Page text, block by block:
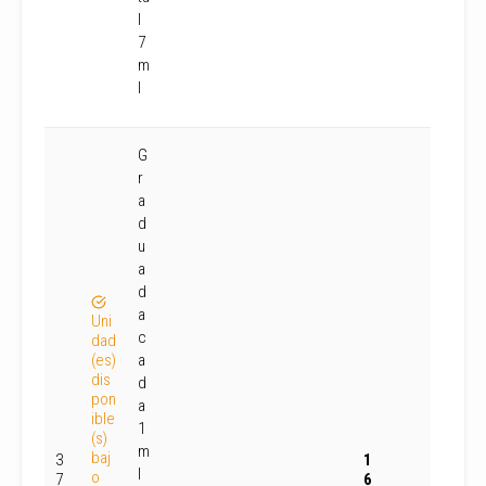
l
7
m
l
3
7
Uni
dad
(es)
dis
pon
ible
(s)
baj
o
G
r
a
d
u
a
d
a
c
a
d
a
1
m
l
1
6